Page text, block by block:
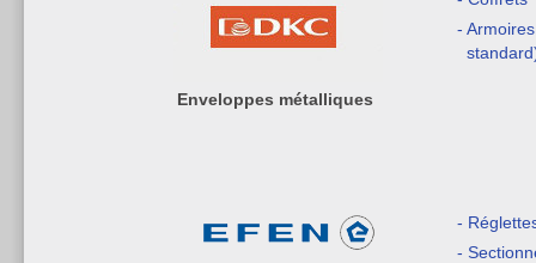
Enveloppes métalliques
-
-
-